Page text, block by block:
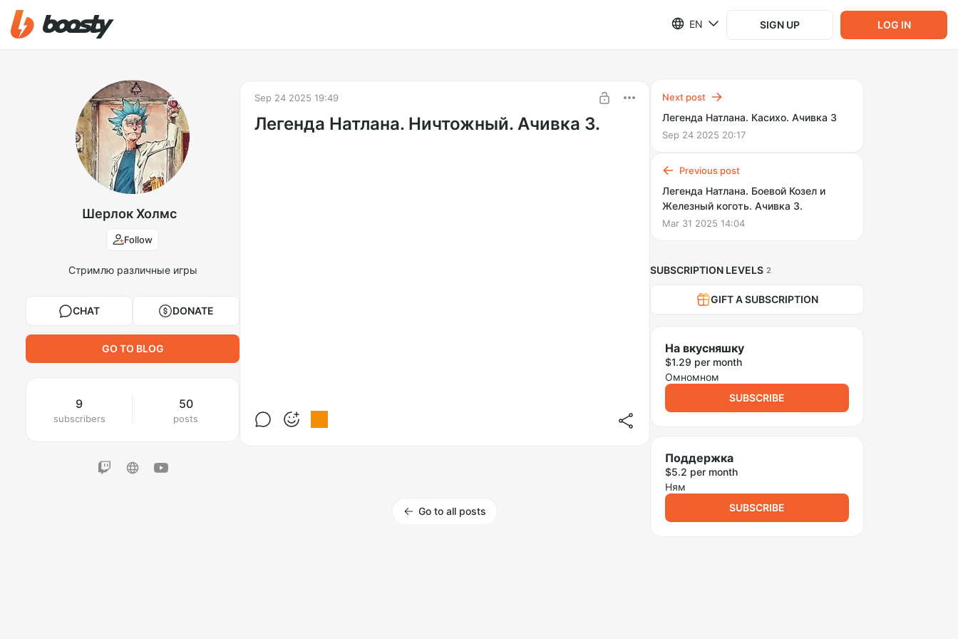
EN SIGN UP LOG IN
Шерлок Холмс
Follow
Стримлю различные игры
CHAT DONATE
GO TO BLOG
9
subscribers
50
posts
Sep 24 2025 19:49
Легенда Натлана. Ничтожный. Ачивка 3.
Go to all posts
Next post
Легенда Натлана. Касихо. Ачивка 3
Sep 24 2025 20:17
Previous post
Легенда Натлана. Боевой Козел и
Железный коготь. Ачивка 3.
Mar 31 2025 14:04
SUBSCRIPTION LEVELS 2
GIFT A SUBSCRIPTION
На вкусняшку
$1.29 per month
Омномном
SUBSCRIBE
Поддержка
$5.2 per month
Ням
SUBSCRIBE